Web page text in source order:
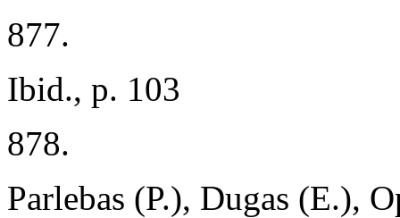
877.
Ibid., p. 103
878.
Parlebas (P.), Dugas (E.),